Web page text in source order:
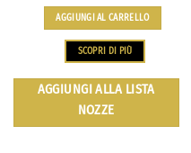
AGGIUNGI AL CARRELLO
SCOPRI DI PIÙ
AGGIUNGI ALLA LISTA
NOZZE